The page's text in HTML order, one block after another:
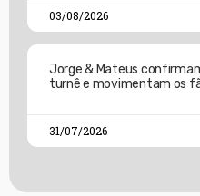
03/08/2026
Jorge & Mateus
turnê e movimentam os
31/07/2026